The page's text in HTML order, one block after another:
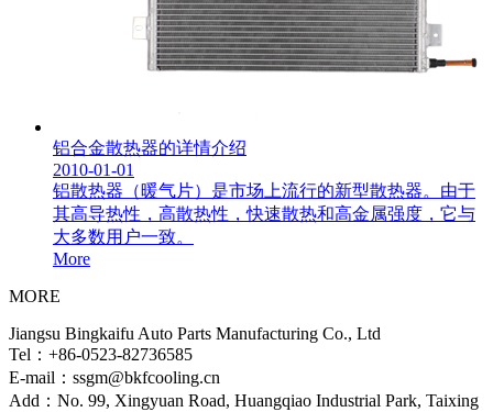
铝合金散热器的详情介绍
2010-01-01
铝散热器（暖气片）是市场上流行的新型散热器。由于
其高导热性，高散热性，快速散热和高金属强度，它与
大多数用户一致。
More
MORE
Jiangsu Bingkaifu Auto Parts Manufacturing Co., Ltd
Tel：+86-0523-82736585
E-mail：ssgm@bkfcooling.cn
Add：No. 99, Xingyuan Road, Huangqiao Industrial Park, Taixing